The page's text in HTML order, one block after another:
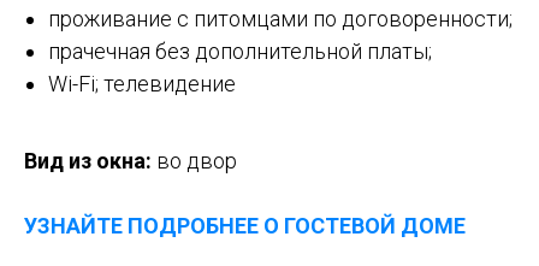
проживание с питомцами по договоренности;
прачечная без дополнительной платы;
Wi-Fi; телевидение
Вид из окна: во двор
УЗНАЙТЕ ПОДРОБНЕЕ О ГОСТЕВОЙ ДОМЕ